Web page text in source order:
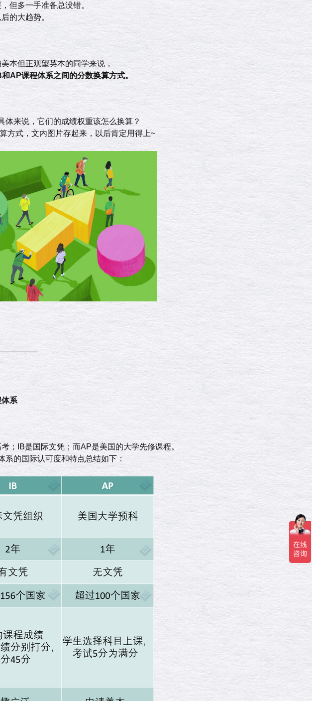
但多一手准备总没错。
的大趋势。
本但正观望英本的同学来说，
AP课程体系之间的分数换算方式。
来说，它们的成绩权重该怎么换算？
方式，文内图片存起来，以后肯定用得上~
系
；IB是国际文凭；而AP是美国的大学先修课程。
的国际认可度和特点总结如下：